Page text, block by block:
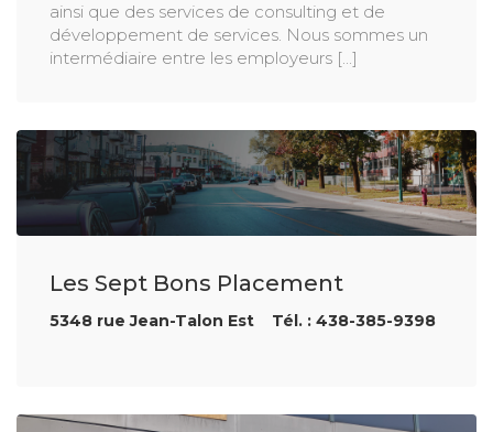
ainsi que des services de consulting et de
développement de services. Nous sommes un
intermédiaire entre les employeurs [...]
Les Sept Bons Placement
5348 rue Jean-Talon Est Tél. : 438-385-9398